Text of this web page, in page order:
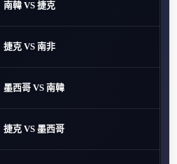
南韓 VS 捷克
捷克 VS 南非
墨西哥 VS 南韓
捷克 VS 墨西哥